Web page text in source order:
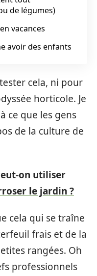
de légumes)
vacances
avoir des enfants
cela, ni pour
horticole. Je
ce que les gens
de la culture de
on utiliser
le jardin ?
cela qui se traîne
frais et de la
rangées. Oh
professionnels